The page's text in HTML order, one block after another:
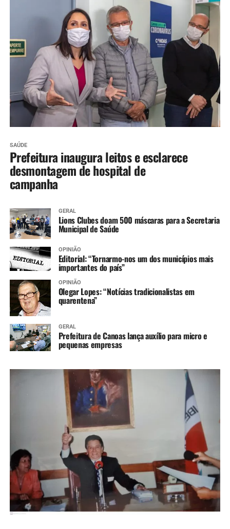
SAÚDE
Prefeitura inaugura leitos e esclarece
desmontagem de hospital de
campanha
GERAL
Lions Clubes doam 500 máscaras para a Secretaria
Municipal de Saúde
OPINIÃO
Editorial: “Tornarmo-nos um dos municípios mais
importantes do país”
OPINIÃO
Olegar Lopes: “Notícias tradicionalistas em
quarentena”
GERAL
Prefeitura de Canoas lança auxílio para micro e
pequenas empresas